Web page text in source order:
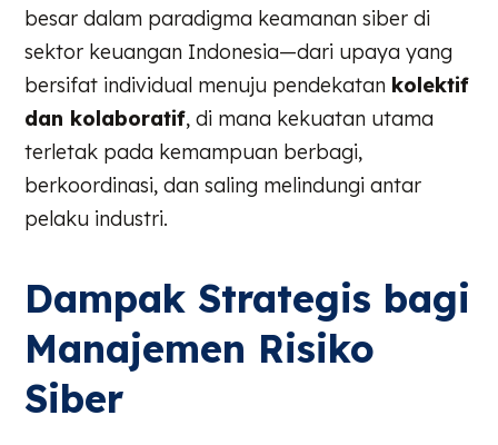
besar dalam paradigma keamanan siber di
sektor keuangan Indonesia—dari upaya yang
bersifat individual menuju pendekatan kolektif
dan kolaboratif, di mana kekuatan utama
terletak pada kemampuan berbagi,
berkoordinasi, dan saling melindungi antar
pelaku industri.
Dampak Strategis bagi
Manajemen Risiko
Siber